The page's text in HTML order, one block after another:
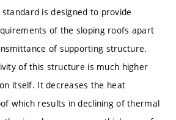
is designed to provide
of the sloping roofs apart
of supporting structure.
of this structure is much higher
itself. It decreases the heat
which results in declining of thermal